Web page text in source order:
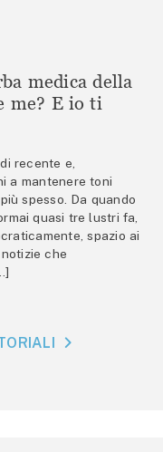
medica della
me? E io ti
recente e,
a mantenere toni
spesso. Da quando
quasi tre lustri fa,
spazio ai
che